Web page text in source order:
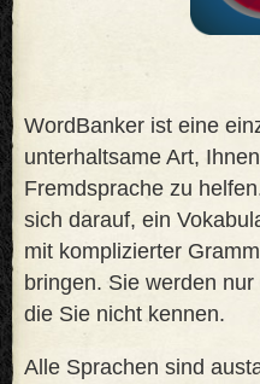
WordBanker ist eine
unterhaltsame Art,
Fremdsprache zu
sich darauf, ein
mit komplizierter
bringen. Sie werden
die Sie nicht kennen.
Alle Sprachen sind